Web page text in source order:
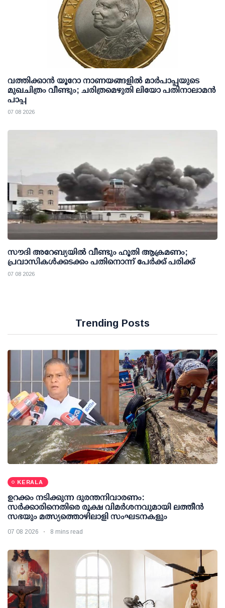
വത്തിക്കാൻ യൂറോ നാണയങ്ങളിൽ മാർപാപ്പയുടെ
മുഖചിത്രം വീണ്ടും; ചരിത്രമെഴുതി ലിയോ പതിനാലാമൻ
പാപ്പ
07 08 2026
സൗദി അറേബ്യയില്‍ വീണ്ടും ഹൂതി ആക്രമണം;
പ്രവാസികള്‍ക്കടക്കം പതിനൊന്ന് പേര്‍ക്ക് പരിക്ക്
07 08 2026
Trending Posts
KERALA
ഉറക്കം നടിക്കുന്ന ദുരന്തനിവാരണം:
സര്‍ക്കാരിനെതിരെ രൂക്ഷ വിമര്‍ശനവുമായി ലത്തീന്‍
സഭയും മത്സ്യത്തൊഴിലാളി സംഘടനകളും
07 08 2026 8 mins read